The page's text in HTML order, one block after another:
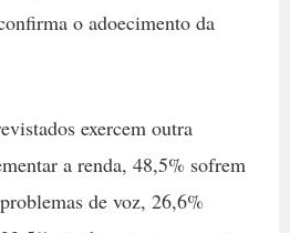
o adoecimento da
exercem outra
a renda, 48,5% sofrem
de voz, 26,6%